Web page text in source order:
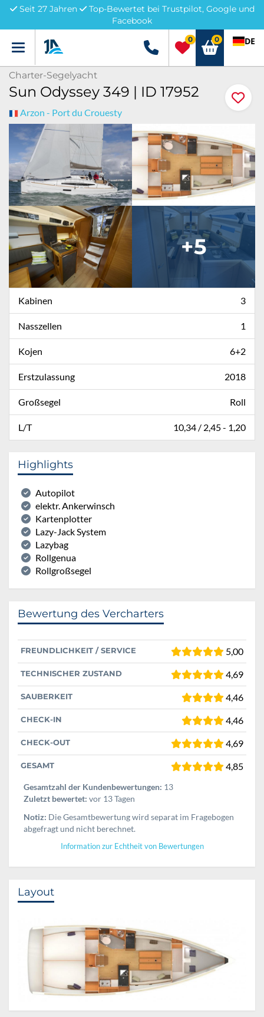
Seit 27 Jahren
Top-Bewertet bei Trustpilot, Google und
Facebook
Menü +49 5741 3222690
0 0 DE
Charter-Segelyacht
Sun Odyssey 349 | ID 17952
Arzon - Port du Crouesty
+5
Kabinen 3
Nasszellen 1
Kojen 6+2
Erstzulassung 2018
Großsegel Roll
L/T 10,34 / 2,45 - 1,20
Highlights
Autopilot
elektr. Ankerwinsch
Kartenplotter
Lazy-Jack System
Lazybag
Rollgenua
Rollgroßsegel
Bewertung des Vercharters
FREUNDLICHKEIT / SERVICE 5,00
TECHNISCHER ZUSTAND 4,69
SAUBERKEIT 4,46
CHECK-IN 4,46
CHECK-OUT 4,69
GESAMT 4,85
Gesamtzahl der Kundenbewertungen: 13
Zuletzt bewertet: vor 13 Tagen
Notiz: Die Gesamtbewertung wird separat im Fragebogen
abgefragt und nicht berechnet.
Information zur Echtheit von Bewertungen
Layout